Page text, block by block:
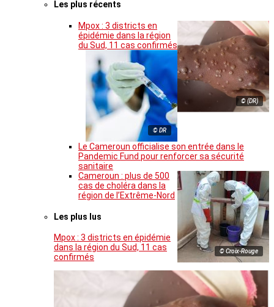
Les plus récents
© (DR)
Mpox : 3 districts en
épidémie dans la région
du Sud, 11 cas confirmés
© DR
Le Cameroun officialise son entrée dans le
Pandemic Fund pour renforcer sa sécurité
sanitaire
© Croix-Rouge
Cameroun : plus de 500
cas de choléra dans la
région de l’Extrême-Nord
Les plus lus
Mpox : 3 districts en épidémie
dans la région du Sud, 11 cas
confirmés